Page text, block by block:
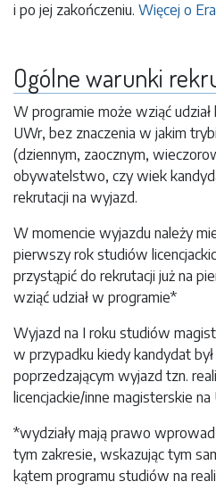
i po jej zakończeniu. Więcej o
Ogólne warunki
W programie może wziąć
UWr, bez znaczenia w jakim
(dziennym, zaocznym,
obywatelstwo, czy wiek
rekrutacji na wyjazd.
W momencie wyjazdu należy
pierwszy rok studiów
przystąpić do rekrutacji już na
wziąć udział w programie*
Wyjazd na I roku studiów
w przypadku kiedy kandydat
poprzedzającym wyjazd tzn.
licencjackie/inne magisterskie na
*wydziały mają prawo
tym zakresie, wskazując tym
kątem programu studiów na